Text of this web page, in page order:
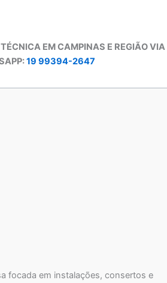
EM CAMPINAS E REGIÃO VIA
19 99394-2647
focada em instalações, consertos e